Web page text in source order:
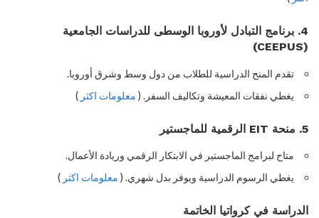
4. برنامج التبادل لأوروبا الوسطى للدراسات الجامعية
(CEEPUS)
تقدم المنح الدراسية للطلاب من دول وسط وشرق أوروبا.
يغطي نفقات المعيشة وتكاليف السفر. ( معلومات اكثر )
5. منحة EIT الرقمية للماجستير
متاح لبرامج الماجستير في الابتكار الرقمي وريادة الأعمال.
يغطي الرسوم الدراسية ويوفر بدل شهري. ( معلومات اكثر )
الدراسة في كرواتيا الخاتمة